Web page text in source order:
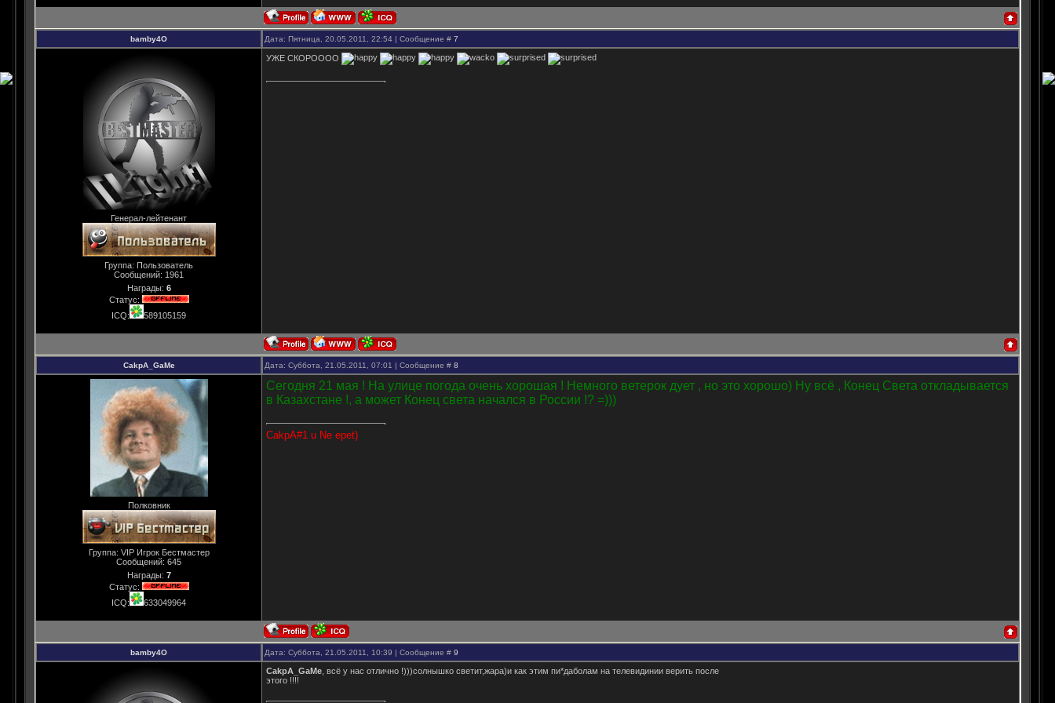
bamby4O Дата: Пятница, 20.05.2011, 22:54 | Сообщение # 7
Генерал-лейтенант
Группа: Пользователь
Сообщений: 1961
Награды: 6
Статус:
ICQ:
589105159
УЖЕ СКОРОООО
CakpA_GaMe Дата: Суббота, 21.05.2011, 07:01 | Сообщение # 8
Полковник
Группа: VIP Игрок Бестмастер
Сообщений: 645
Награды: 7
Статус:
ICQ:
633049964
Сегодня 21 мая ! На улице погода очень хорошая ! Немного ветерок дует , но это хорошо) Ну всё , Конец Света откладывается
в Казахстане !, а может Конец света начался в России !? =)))
CakpA#1 u Ne epet)
bamby4O Дата: Суббота, 21.05.2011, 10:39 | Сообщение # 9
CakpA_GaMe , всё у нас отлично !)))солнышко светит,жара)и как этим пи*даболам на телевидинии верить после
этого !!!!